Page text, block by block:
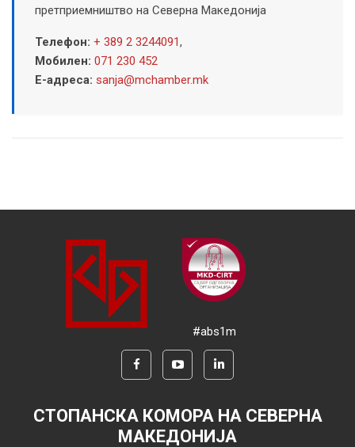
претприемништво на Северна Македонија
Телефон: + 389 2 3244091,
Мобилен: 071 230 452
Е-адреса: sanja@mchamber.mk
#abs1m
СТОПАНСКА КОМОРА НА СЕВЕРНА
МАКЕДОНИЈА